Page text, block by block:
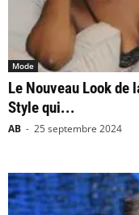
Mode
Le Nouveau Look de
Style qui...
AB - 25 septembre 2024